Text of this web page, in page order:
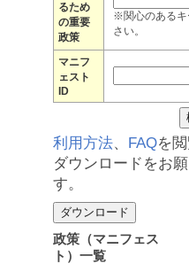
るため
の重要
政策
※関心のあるキ
さい。
マニフ
ェスト
ID
利用方法、 FAQを
ダウンロードをお
す。
政策（マニフェス
ト）一覧